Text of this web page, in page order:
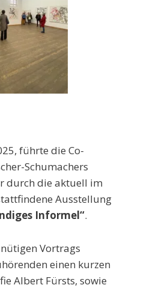
führte die Co-
Schumachers
durch die aktuell im
Ausstellung
Informel“.
Vortrags
einen kurzen
Albert Fürsts, sowie